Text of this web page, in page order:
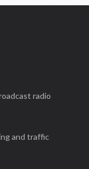
radio
and traffic